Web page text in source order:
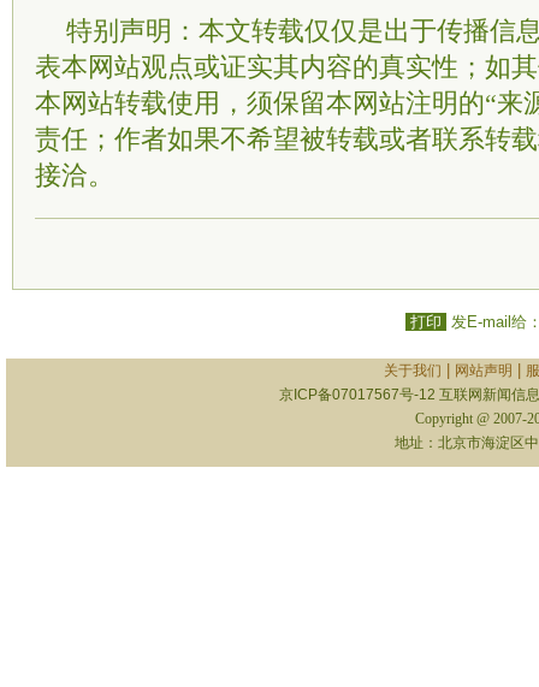
特别声明：本文转载仅仅是出于传播信
表本网站观点或证实其内容的真实性；如
本网站转载使用，须保留本网站注明的“来
责任；作者如果不希望被转载或者联系转
接洽。
打印 发E-mail给
关于我们 网站声明
京ICP备07017567号-12 互联网新闻信
Copyright @ 2007-
地址：北京市海淀区